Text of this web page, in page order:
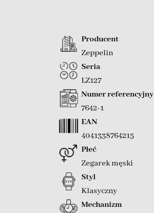
Producent
Zeppelin
Seria
LZ127
Numer referencyjny
7642-1
EAN
4041338764215
Płeć
Zegarek męski
Styl
Klasyczny
Mechanizm